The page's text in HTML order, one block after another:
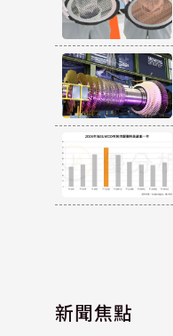
新聞焦點